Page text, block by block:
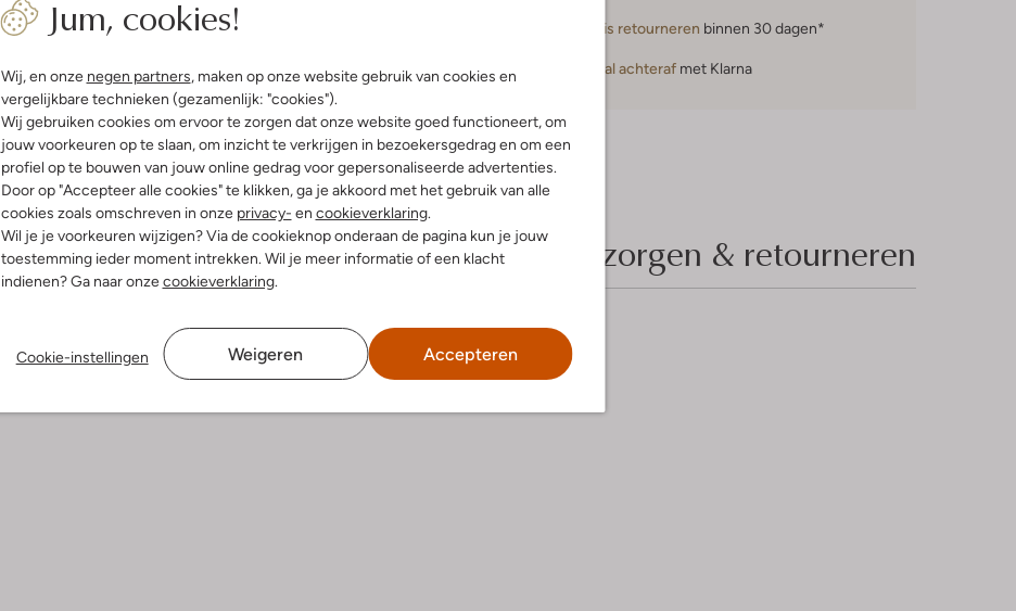
Jum, cookies!
Wij, en onze negen partners, maken op onze website gebruik van cookies en
vergelijkbare technieken (gezamenlijk: "cookies").
Wij gebruiken cookies om ervoor te zorgen dat onze website goed functioneert, om
jouw voorkeuren op te slaan, om inzicht te verkrijgen in bezoekersgedrag en om een
profiel op te bouwen van jouw online gedrag voor gepersonaliseerde advertenties.
Door op "Accepteer alle cookies" te klikken, ga je akkoord met het gebruik van alle
cookies zoals omschreven in onze privacy- en cookieverklaring.
Wil je je voorkeuren wijzigen? Via de cookieknop onderaan de pagina kun je jouw
toestemming ieder moment intrekken. Wil je meer informatie of een klacht
indienen? Ga naar onzecookieverklaring.
Cookie-instellingen Weigeren Accepteren
Gratis retourneren binnen 30 dagen*
Betaal achteraf met Klarna
Product informatie
3/5 Bezorgen & retourneren